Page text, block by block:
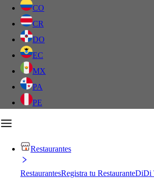
CO
CR
DO
EC
MX
PA
PE
Restaurantes
RestaurantesRegistra tu RestauranteDiDi